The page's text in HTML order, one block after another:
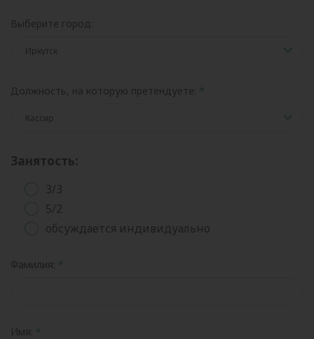
Выберите город:
Должность, на которую претендуете:
Занятость:
3/3
5/2
обсуждается индивидуально
Фамилия:
Имя: